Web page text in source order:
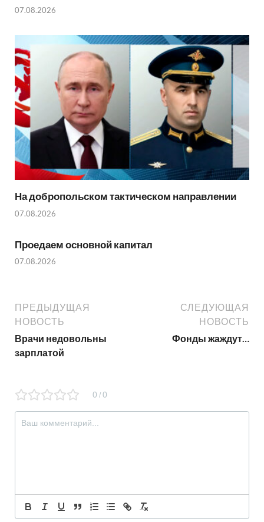
07.08.2026
На добропольском тактическом направлении
07.08.2026
Проедаем основной капитал
07.08.2026
ПРЕДЫДУЩАЯ
НОВОСТЬ
Врачи недовольны
зарплатой
СЛЕДУЮЩАЯ
НОВОСТЬ
Фонды жаждут…
0 / 0